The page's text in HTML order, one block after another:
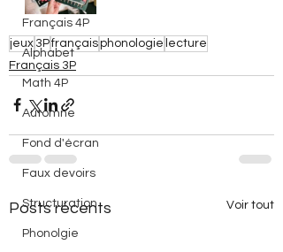
Français 4P
Alphabet
Math 4P
Automne
Fond d'écran
Faux devoirs
Structuration
Phonolgie
jeux 3Pfrançaisphonologie lecture
Français 3P
Posts récents Voir tout